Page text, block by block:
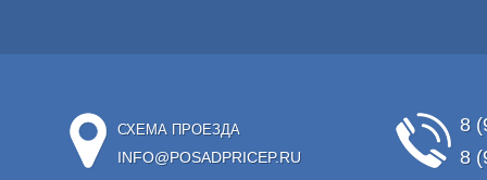
СХЕМА ПРОЕЗДА
INFO@POSADPRICEP.RU
8
8